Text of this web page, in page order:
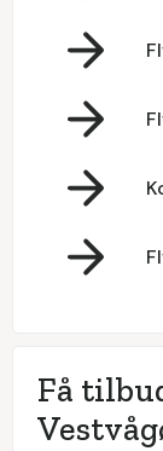
Få